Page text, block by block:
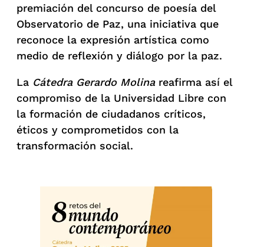
premiación del concurso de poesía del
Observatorio de Paz, una iniciativa que
reconoce la expresión artística como
medio de reflexión y diálogo por la paz.
La Cátedra Gerardo Molinareafirma así el
compromiso de la Universidad Libre con
la formación de ciudadanos críticos,
éticos y comprometidos con la
transformación social.